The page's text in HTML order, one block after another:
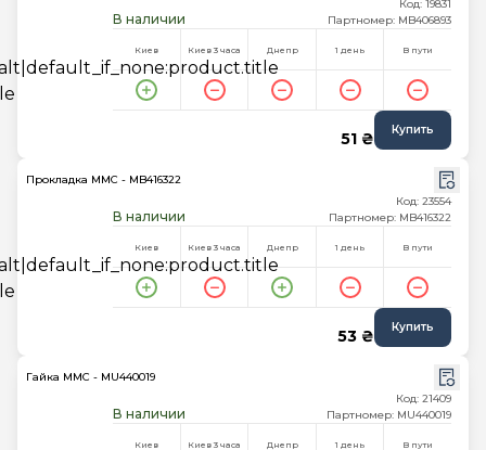
В наличии
Код: 19831
Партномер: MB406893
Киев Киев 3 часа Днепр 1 день В пути
51 ₴ Купить
Прокладка MMC - MB416322
В наличии
Код: 23554
Партномер: MB416322
Киев Киев 3 часа Днепр 1 день В пути
53 ₴ Купить
Гайка MMC - MU440019
В наличии
Код: 21409
Партномер: MU440019
Киев Киев 3 часа Днепр 1 день В пути